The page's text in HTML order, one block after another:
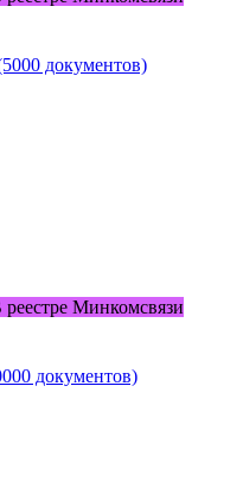
документов)
реестре Минкомсвязи
документов)